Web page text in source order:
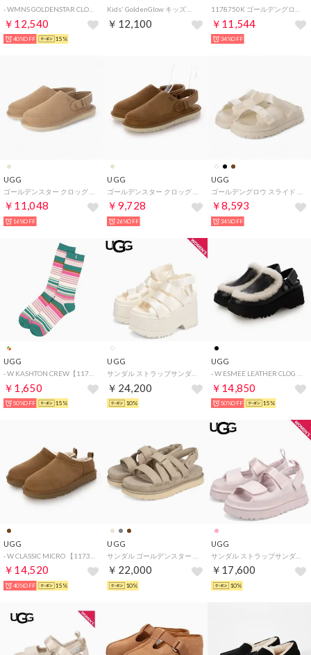
￥12,540
40%OFF 15%
￥12,100 ￥11,544
34%OFF
UGG
￥11,048
16%OFF
UGG
￥9,728
26%OFF
UGG
￥8,593
34%OFF
UGG
￥1,650
50%OFF 15%
UGG
￥24,200
10%
UGG
￥14,850
50%OFF 15%
UGG
￥14,520
40%OFF 15%
UGG
￥22,000
10%
UGG
サンダル ストラップサンダル ゴールデングロウ レディース GOLDENGLOW ピンク 1152685
￥17,600
10%